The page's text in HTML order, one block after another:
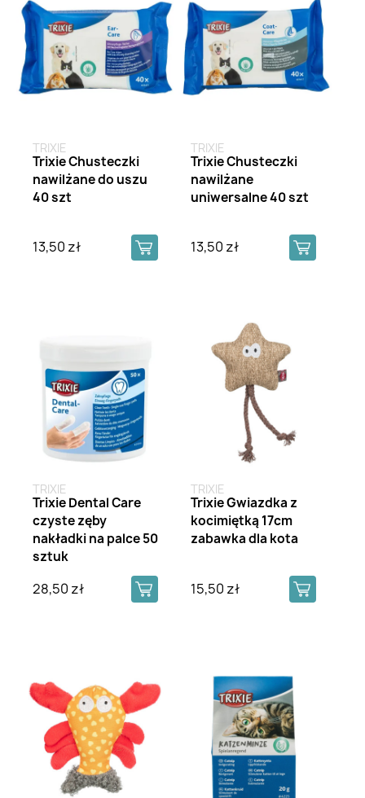
TRIXIE
Trixie Chusteczki
nawilżane do uszu
40 szt
13,50 zł
TRIXIE
Trixie Chusteczki
nawilżane
uniwersalne 40 szt
13,50 zł
TRIXIE
Trixie Dental Care
czyste zęby
nakładki na palce 50
sztuk
28,50 zł
TRIXIE
Trixie Gwiazdka z
kocimiętką 17cm
zabawka dla kota
15,50 zł